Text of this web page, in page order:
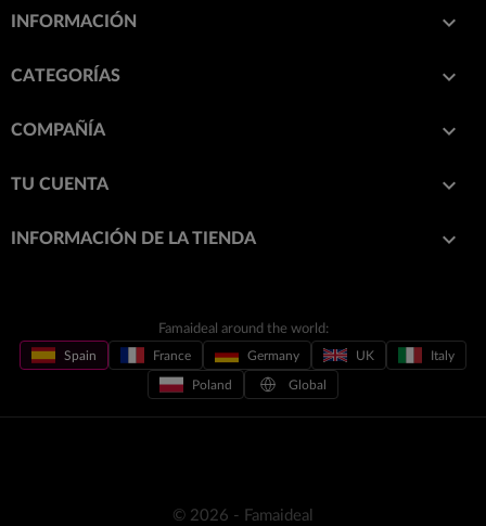
INFORMACIÓN 
CATEGORÍAS 
COMPAÑÍA 
TU CUENTA 
INFORMACIÓN DE LA TIENDA keyboard_arrow_down
Famaideal around the world:
Spain France Germany UK Italy
Poland Global
© 2026 - Famaideal